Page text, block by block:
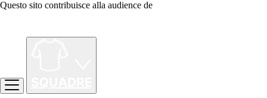
Questo sito contribuisce alla audience de